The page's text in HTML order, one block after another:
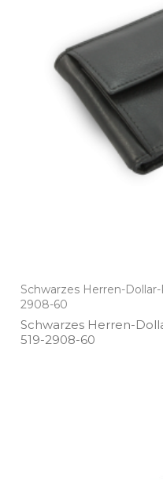
Schwarzes Herren-
2908-60
Schwarzes Herren­-
519­-2908­-60